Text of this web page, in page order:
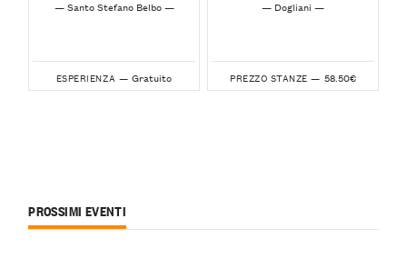
— Santo Stefano Belbo —
ESPERIENZA — Gratuito
— Dogliani —
PREZZO STANZE — 58.50€
PROSSIMI EVENTI